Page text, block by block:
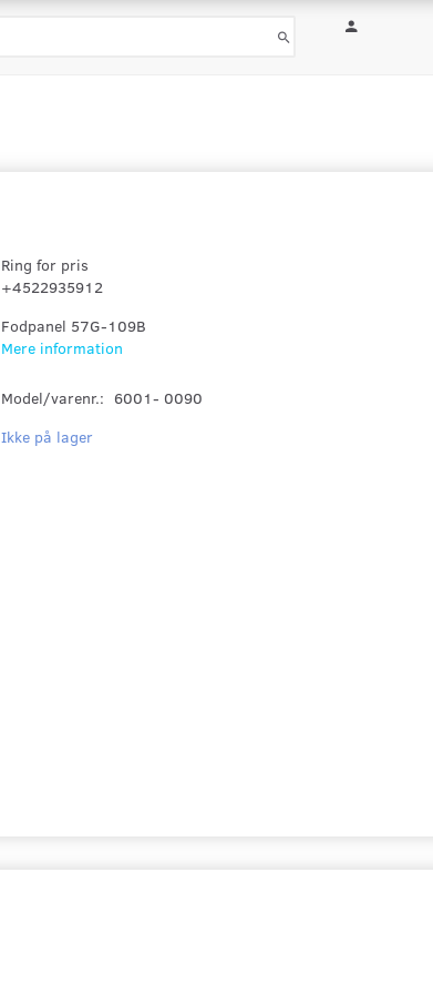
Ring for pris
+4522935912
Fodpanel 57G-109B
Mere information
Model/varenr.: 6001- 0090
Ikke på lager